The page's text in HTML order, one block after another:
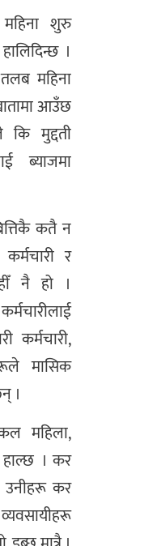
शुरु
।
महिना
आउँछ
मुद्दती
ब्याजमा
कतै न
र
नै हो ।
कर्मचारी,
मासिक
।
महिला,
हाल्छ । कर
उनीहरू कर